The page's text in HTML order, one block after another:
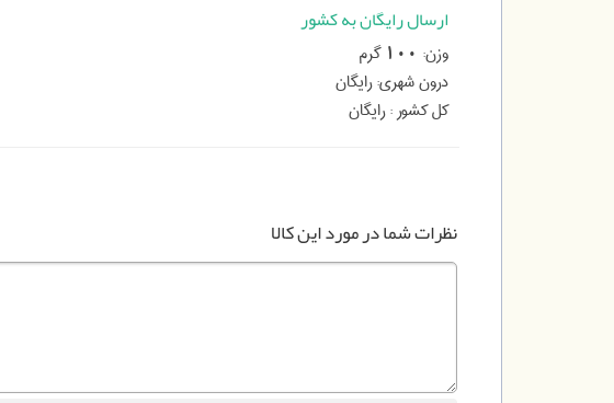
ارسال رایگان به کشور
وزن:
گرم
درون شهری:رایگان
کل کشور :رایگان
نظرات شما در مورد این کالا